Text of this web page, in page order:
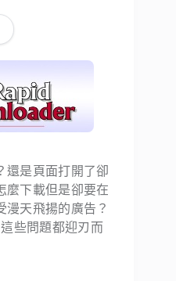
還是頁面打開了卻
麼下載但是卻要在
漫天飛揚的廣告？
些問題都迎刃而